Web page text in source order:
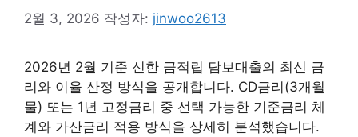
2월 3, 2026 작성자: jinwoo2613
2026년 2월 기준 신한 금적립 담보대출의 최신 금
리와 이율 산정 방식을 공개합니다. CD금리(3개월
물) 또는 1년 고정금리 중 선택 가능한 기준금리 체
계와 가산금리 적용 방식을 상세히 분석했습니다.